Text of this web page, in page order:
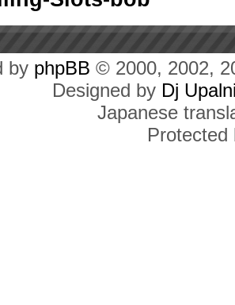
by phpBB © 2000, 2002,
Designed by Dj
Japanese